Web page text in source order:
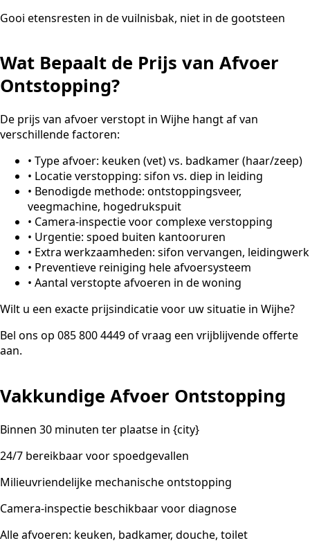
Gooi etensresten in de vuilnisbak, niet in de gootsteen
Wat Bepaalt de Prijs van Afvoer
Ontstopping?
De prijs van afvoer verstopt in Wijhe hangt af van
verschillende factoren:
• Type afvoer: keuken (vet) vs. badkamer (haar/zeep)
• Locatie verstopping: sifon vs. diep in leiding
• Benodigde methode: ontstoppingsveer,
veegmachine, hogedrukspuit
• Camera-inspectie voor complexe verstopping
• Urgentie: spoed buiten kantooruren
• Extra werkzaamheden: sifon vervangen, leidingwerk
• Preventieve reiniging hele afvoersysteem
• Aantal verstopte afvoeren in de woning
Wilt u een exacte prijsindicatie voor uw situatie in Wijhe?
Bel ons op 085 800 4449 of vraag een vrijblijvende offerte
aan.
Vakkundige Afvoer Ontstopping
Binnen 30 minuten ter plaatse in {city}
24/7 bereikbaar voor spoedgevallen
Milieuvriendelijke mechanische ontstopping
Camera-inspectie beschikbaar voor diagnose
Alle afvoeren: keuken, badkamer, douche, toilet